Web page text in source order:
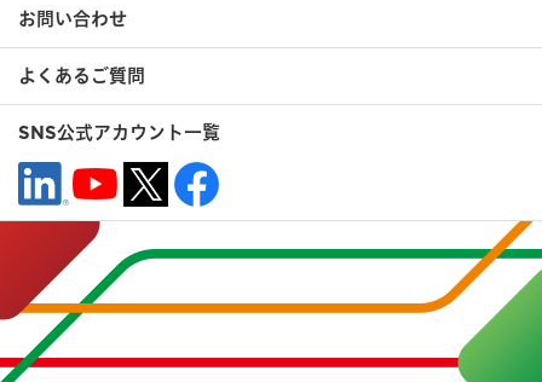
お問い合わせ
よくあるご質問
SNS公式アカウント一覧